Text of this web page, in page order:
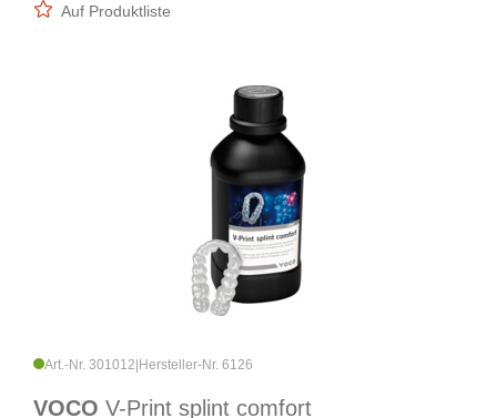
Auf Produktliste
Art.-Nr. 301012 Hersteller-Nr. 6126
VOCO V-Print splint comfort